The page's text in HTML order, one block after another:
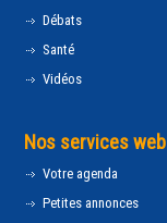
Débats
Santé
Vidéos
Nos services web
Votre agenda
Petites annonces